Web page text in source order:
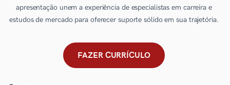
apresentação unem a experiência de especialistas em carreira e
estudos de mercado para oferecer suporte sólido em sua trajetória.
FAZER CURRÍCULO